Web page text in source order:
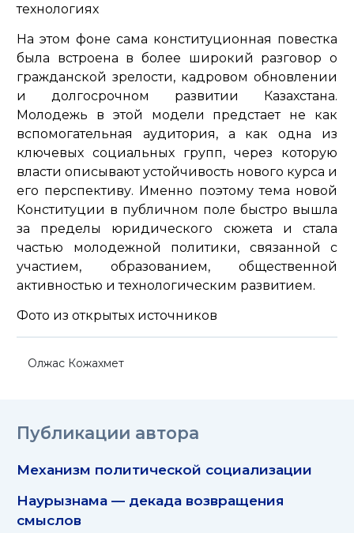
технологиях
На этом фоне сама конституционная повестка
была встроена в более широкий разговор о
гражданской зрелости, кадровом обновлении
и долгосрочном развитии Казахстана.
Молодежь в этой модели предстает не как
вспомогательная аудитория, а как одна из
ключевых социальных групп, через которую
власти описывают устойчивость нового курса и
его перспективу. Именно поэтому тема новой
Конституции в публичном поле быстро вышла
за пределы юридического сюжета и стала
частью молодежной политики, связанной с
участием, образованием, общественной
активностью и технологическим развитием.
Фото из открытых источников
Олжас Кожахмет
Публикации автора
Механизм политической социализации
Наурызнама — декада возвращения
смыслов